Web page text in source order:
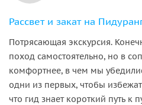
Потрясающая экскурсия.
поход самостоятельно, но в
комфортнее, в чем мы
одни из первых, чтобы
что гид знает короткий путь к